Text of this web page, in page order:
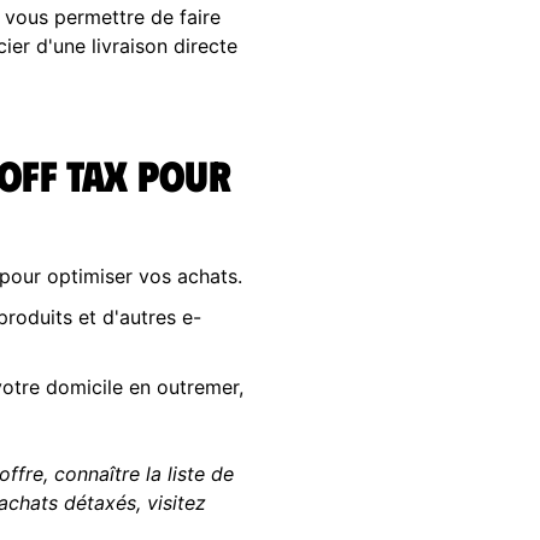
permettre de faire
d'une livraison directe
Tax pour
optimiser vos achats.
et d'autres e-
domicile en outremer,
connaître la liste de
détaxés, visitez